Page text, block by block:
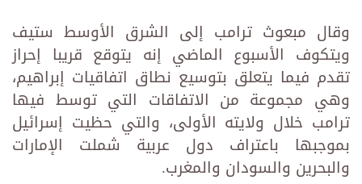
وقال مبعوث ترامب إلى الشرق الأوسط ستيف
ويتكوف الأسبوع الماضي إنه يتوقع قريبا إحراز
تقدم فيما يتعلق بتوسيع نطاق اتفاقيات إبراهيم،
وهي مجموعة من الاتفاقات التي توسط فيها
ترامب خلال ولايته الأولى، والتي حظيت إسرائيل
بموجبها باعتراف دول عربية شملت الإمارات
والبحرين والسودان والمغرب.